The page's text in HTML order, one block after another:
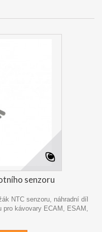
senzoru
NTC senzoru, náhradní díl
pro kávovary ECAM, ESAM,